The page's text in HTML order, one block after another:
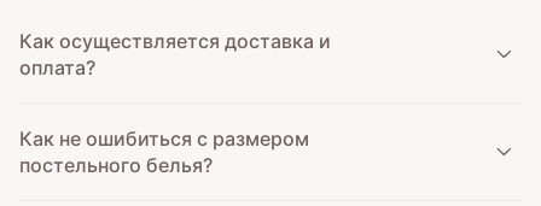
Как осуществляется доставка и
оплата?
Как не ошибиться с размером
постельного белья?